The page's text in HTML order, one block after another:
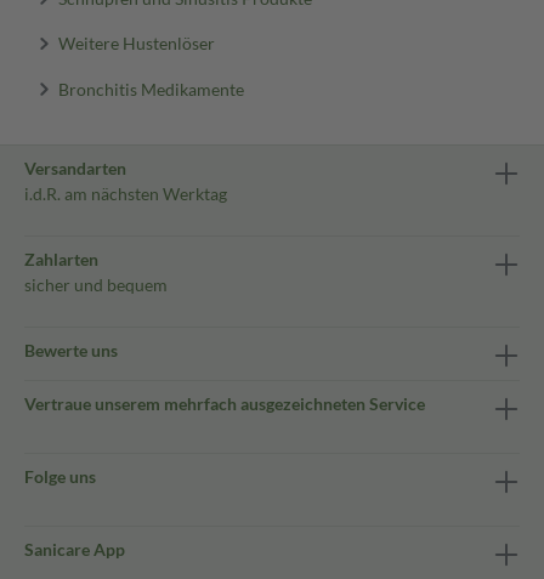
Weitere Hustenlöser
Bronchitis Medikamente
Versandarten
i.d.R. am nächsten Werktag
Zahlarten
sicher und bequem
Bewerte uns
Vertraue unserem mehrfach ausgezeichneten Service
Folge uns
Sanicare App